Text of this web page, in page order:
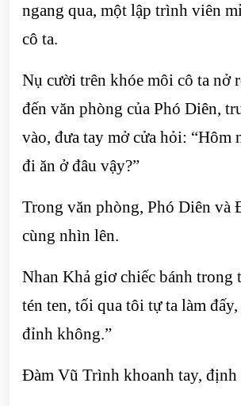
ngang qua, một lập trình viên
cô ta.
Nụ cười trên khóe môi cô ta nở
đến văn phòng của Phó Diên,
vào, đưa tay mở cửa hỏi: “Hôm
đi ăn ở đâu vậy?”
Trong văn phòng, Phó Diên và
cùng nhìn lên.
Nhan Khả giơ chiếc bánh trong
tén ten, tối qua tôi tự ta làm đấy,
đỉnh không.”
Đàm Vũ Trình khoanh tay,